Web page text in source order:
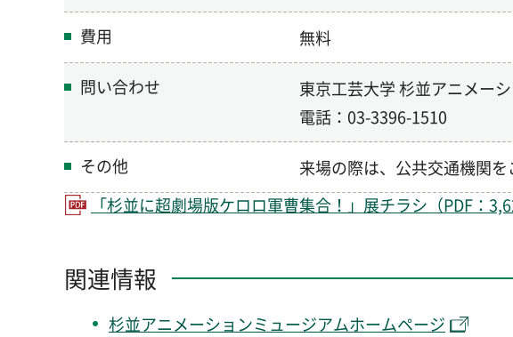
費用 無料
問い合わせ
東京工芸大学 杉並アニメー
電話：03-3396-1510
その他
来場の際は、公共交通機関を
「杉並に超劇場版ケロロ軍曹集合！」展チラシ（PDF：
関連情報
杉並アニメーションミュージアムホームページ